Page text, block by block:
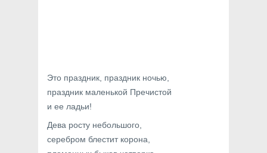
Это праздник, праздник ночью,
праздник маленькой Пречистой
и ее ладьи!
Дева росту небольшого,
серебром блестит корона,